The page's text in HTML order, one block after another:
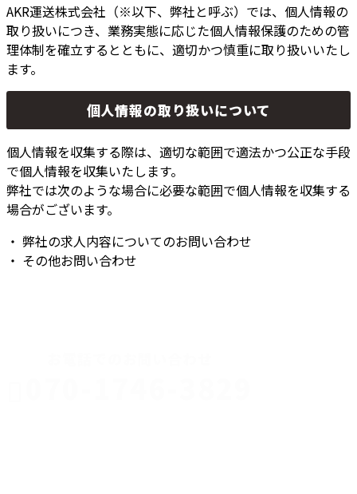
AKR運送株式会社（※以下、弊社と呼ぶ）では、個人情報の
取り扱いにつき、業務実態に応じた個人情報保護のための管
理体制を確立するとともに、適切かつ慎重に取り扱いいたし
ます。
個人情報の取り扱いについて
個人情報を収集する際は、適切な範囲で適法かつ公正な手段
で個人情報を収集いたします。
弊社では次のような場合に必要な範囲で個人情報を収集する
場合がございます。
・ 弊社の求人内容についてのお問い合わせ
・ その他お問い合わせ